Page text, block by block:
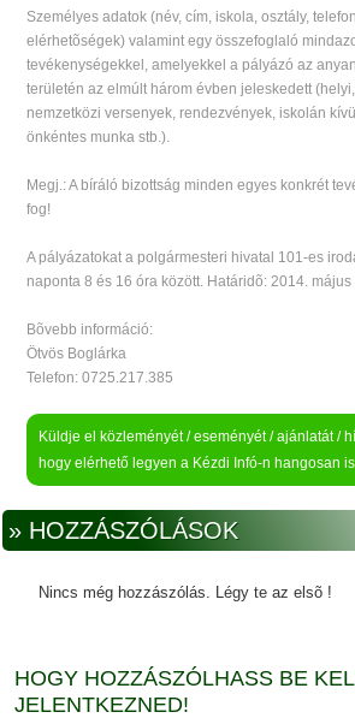
Személyes adatok (név, cím, iskola, osztály,
elérhetõségek) valamint egy összefoglaló
tevékenységekkel, amelyekkel a pályázó az
területén az elmúlt három évben jeleskedett
nemzetközi versenyek, rendezvények, iskolán
önkéntes munka stb.).
Megj.: A bíráló bizottság minden egyes konkrét
fog!
A pályázatokat a polgármesteri hivatal 101-es
naponta 8 és 16 óra között. Határidõ: 2014. május
Bõvebb információ:
Ötvös Boglárka
Telefon: 0725.217.385
Küldje el közleményét / eseményét / ajánlatát /
hogy elérhető legyen a Kézdi Infó-n hangosan
» HOZZÁSZÓLÁSOK
Nincs még hozzászólás. Légy te az elsõ !
HOGY HOZZÁSZÓLHASS BE
JELENTKEZNED!